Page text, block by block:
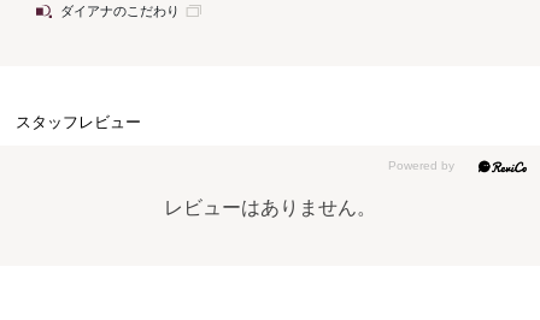
ダイアナのこだわり
スタッフレビュー
レビューはありません。